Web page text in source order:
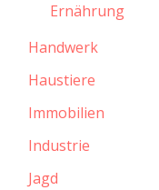
Ernährung
Handwerk
Haustiere
Immobilien
Industrie
Jagd